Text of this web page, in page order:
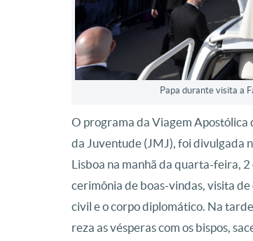
Papa durante visita a
O programa da Viagem Apostólica
da Juventude (JMJ), foi divulgada
Lisboa na manhã da quarta-feira,
cerimônia de boas-vindas, visita
civil e o corpo diplomático. Na
reza as vésperas com os bispos,